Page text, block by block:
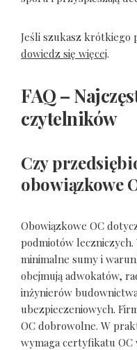
Jeśli szukasz krótkiego
dowiedz się więcej.
FAQ –
czytelników
Czy
obowiązkowe
Obowiązkowe OC
podmiotów
minimalne sumy i
obejmują adwokatów,
inżynierów
ubezpieczeniowych.
OC dobrowolne. W
wymaga certyfikatu OC